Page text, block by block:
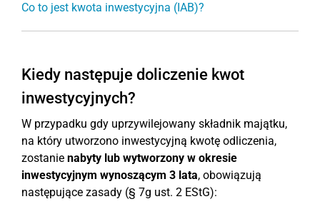
Co to jest kwota inwestycyjna (IAB)?
Kiedy następuje doliczenie kwot
inwestycyjnych?
W przypadku gdy uprzywilejowany składnik majątku,
na który utworzono inwestycyjną kwotę odliczenia,
zostanie nabyty lub wytworzony w okresie
inwestycyjnym wynoszącym 3 lata, obowiązują
następujące zasady (§ 7g ust. 2 EStG):